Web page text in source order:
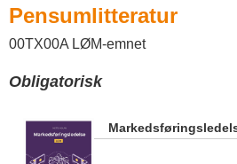
Pensumlitteratur
00TX00A LØM-emnet
Obligatorisk